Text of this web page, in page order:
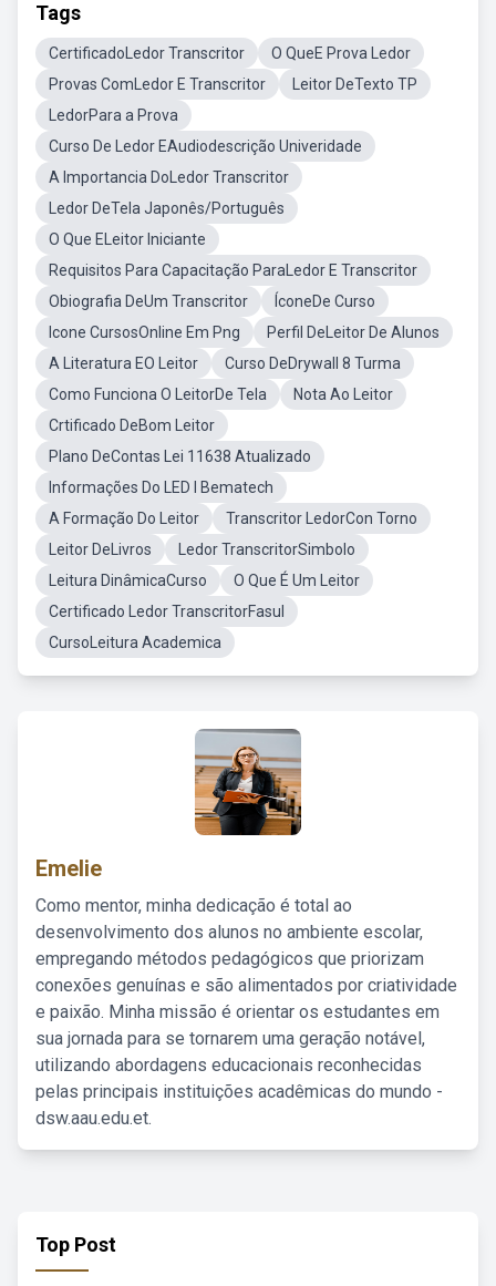
Tags
CertificadoLedor Transcritor
O QueE Prova Ledor
Provas ComLedor E Transcritor
Leitor DeTexto TP
LedorPara a Prova
Curso De Ledor EAudiodescrição Univeridade
A Importancia DoLedor Transcritor
Ledor DeTela Japonês/Português
O Que ELeitor Iniciante
Requisitos Para Capacitação ParaLedor E Transcritor
Obiografia DeUm Transcritor
ÍconeDe Curso
Icone CursosOnline Em Png
Perfil DeLeitor De Alunos
A Literatura EO Leitor
Curso DeDrywall 8 Turma
Como Funciona O LeitorDe Tela
Nota Ao Leitor
Crtificado DeBom Leitor
Plano DeContas Lei 11638 Atualizado
Informações Do LED I Bematech
A Formação Do Leitor
Transcritor LedorCon Torno
Leitor DeLivros
Ledor TranscritorSimbolo
Leitura DinâmicaCurso
O Que É Um Leitor
Certificado Ledor TranscritorFasul
CursoLeitura Academica
Emelie
Como mentor, minha dedicação é total ao
desenvolvimento dos alunos no ambiente escolar,
empregando métodos pedagógicos que priorizam
conexões genuínas e são alimentados por criatividade
e paixão. Minha missão é orientar os estudantes em
sua jornada para se tornarem uma geração notável,
utilizando abordagens educacionais reconhecidas
pelas principais instituições acadêmicas do mundo -
dsw.aau.edu.et.
Top Post